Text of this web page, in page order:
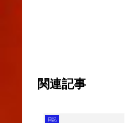
関連記事
日記